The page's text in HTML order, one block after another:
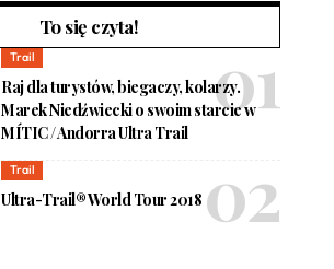
To się czyta!
Trail
Raj dla turystów, biegaczy, kolarzy.
Marek Niedźwiecki o swoim starcie w
MÍTIC / Andorra Ultra Trail
Trail
Ultra-Trail® World Tour 2018